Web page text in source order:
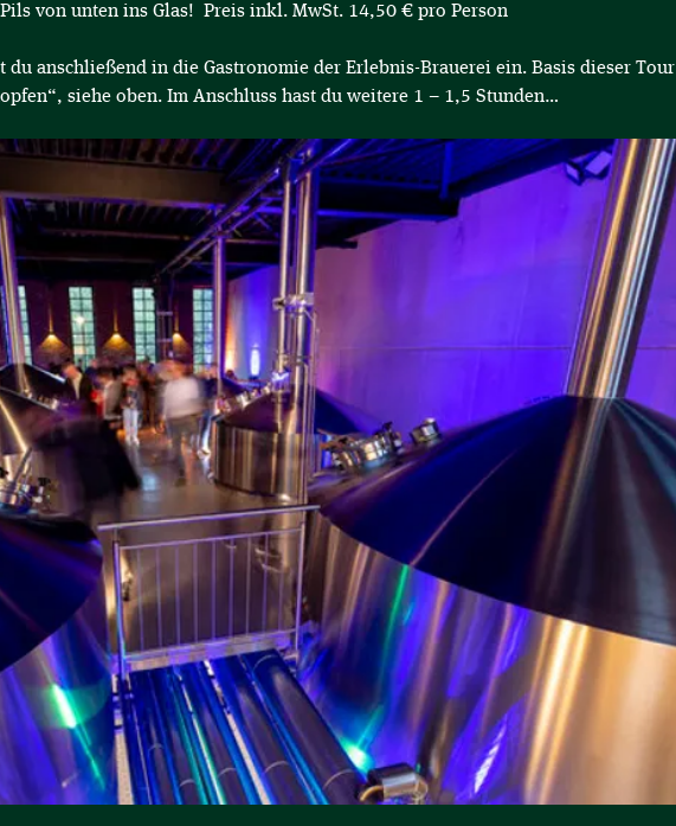
von unten ins Glas!  Preis inkl. MwSt. 14,50 € pro Person
du anschließend in die Gastronomie der Erlebnis-Brauerei ein. Basis dieser Tour
siehe oben. Im Anschluss hast du weitere 1 – 1,5 Stunden…